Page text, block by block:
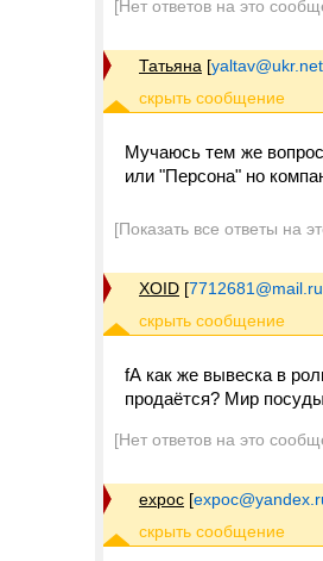
[Нет ответов на это
Татьяна [yaltav@ukr.net
Мучаюсь тем же
или "Персона" но
[Показать все ответы на
XOID [7712681@mail.ru
fА как же вывеска в
продаётся? Мир
[Нет ответов на это
expoc [